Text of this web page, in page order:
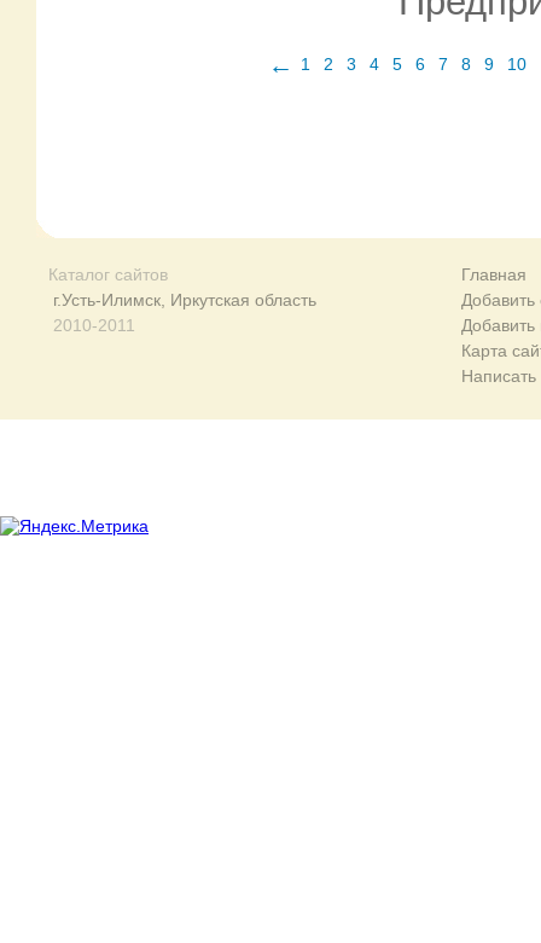
← 1 2 3 4 5 6 7 8 9 10
Каталог сайтов
г.Усть-Илимск, Иркутская область
2010-2011
Главная
Добавить
Карта